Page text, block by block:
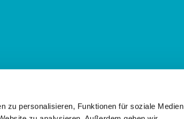
zu personalisieren, Funktionen für soziale Medien